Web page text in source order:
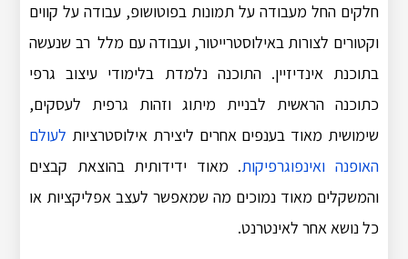
חלקים החל מעבודה על תמונות בפוטושופ, עבודה על קווים
וקטורים לצורות באילוסטרייטור, ועבודה עם מלל רב שנעשה
בתוכנת אינדיזיין. התוכנה נלמדת בלימודי עיצוב גרפי
כתוכנה הראשית לבניית מיתוג וזהות גרפית לעסקים,
שימושית מאוד בענפים אחרים ליצירת אילוסטרציות לעולם
האופנה ואינפוגרפיקות. מאוד ידידותית בהוצאת קבצים
והמשקלים מאוד נמוכים מה שמאפשר לעצב אפליקציות או
כל נושא אחר לאינטרנט.